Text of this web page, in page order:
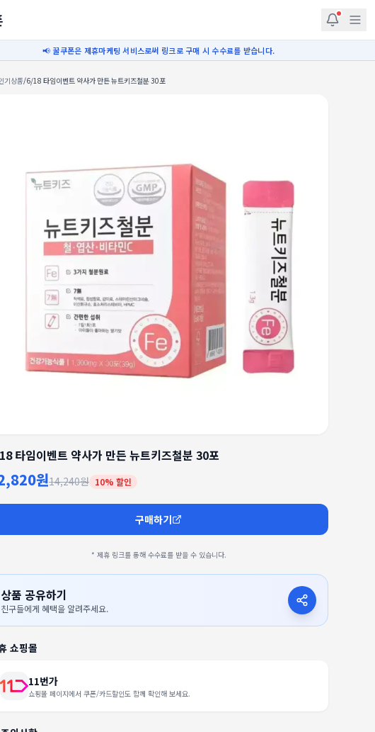
📢 꿀쿠폰은 제휴마케팅 서비스로써 링크로 구매 시 수수료를 받습니다.
기상품/6/18 타임이벤트 약사가 만든 뉴트키즈철분 30포
타임이벤트 약사가 만든 뉴트키즈철분 30포
원14,240원 10% 할인
구매하기
* 제휴 링크를 통해 수수료를 받을 수 있습니다.
상품 공유하기
친구들에게 혜택을 알려주세요.
쇼핑몰
11번가
쇼핑몰 페이지에서 쿠폰/카드할인도 함께 확인해 보세요.